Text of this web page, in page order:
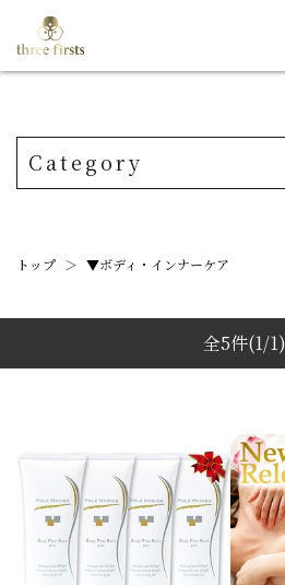
Category
トップ ＞ ▼ボディ・インナーケア
全5件(1/1)